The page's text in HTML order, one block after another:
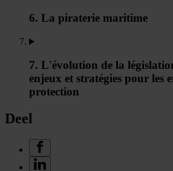
6. La piraterie maritime
7. L'évolution de la
enjeux et stratégies pour les
protection
Deel